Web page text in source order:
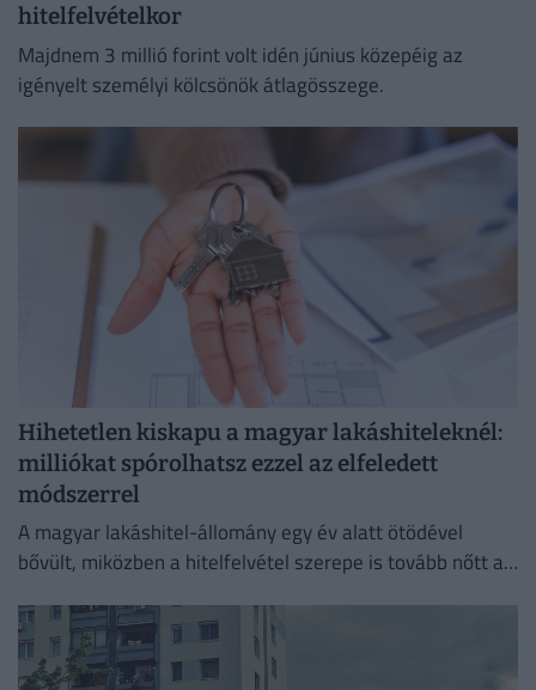
hitelfelvételkor
Majdnem 3 millió forint volt idén június közepéig az
igényelt személyi kölcsönök átlagösszege.
Hihetetlen kiskapu a magyar lakáshiteleknél:
milliókat spórolhatsz ezzel az elfeledett
módszerrel
A magyar lakáshitel-állomány egy év alatt ötödével
bővült, miközben a hitelfelvétel szerepe is tovább nőtt a